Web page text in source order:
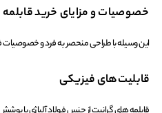
خصوصیات و مزایای خرید قابلمه
این وسیله با طراحی منحصر به ‌فرد و
قابلیت‌های فیزیکی